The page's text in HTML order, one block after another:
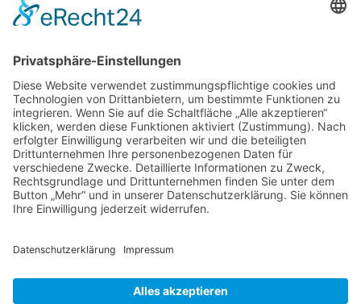
Integrative Paartherapie
Körperorientierte Psychotherapie
Lernberater/in & Lerntherapeut/in
Meditationsleiter/in
Natur- und Erlebnispädagoge/in
Neurolinguistisches Programmieren
NLP-Practitioner
Personality-Coach
Progressive Muskelentspannung nach Jacobson
Reiki
Schamanismus
Suchttherapeut/in
Tai Chi Ch’uan
Tomatis-Methode